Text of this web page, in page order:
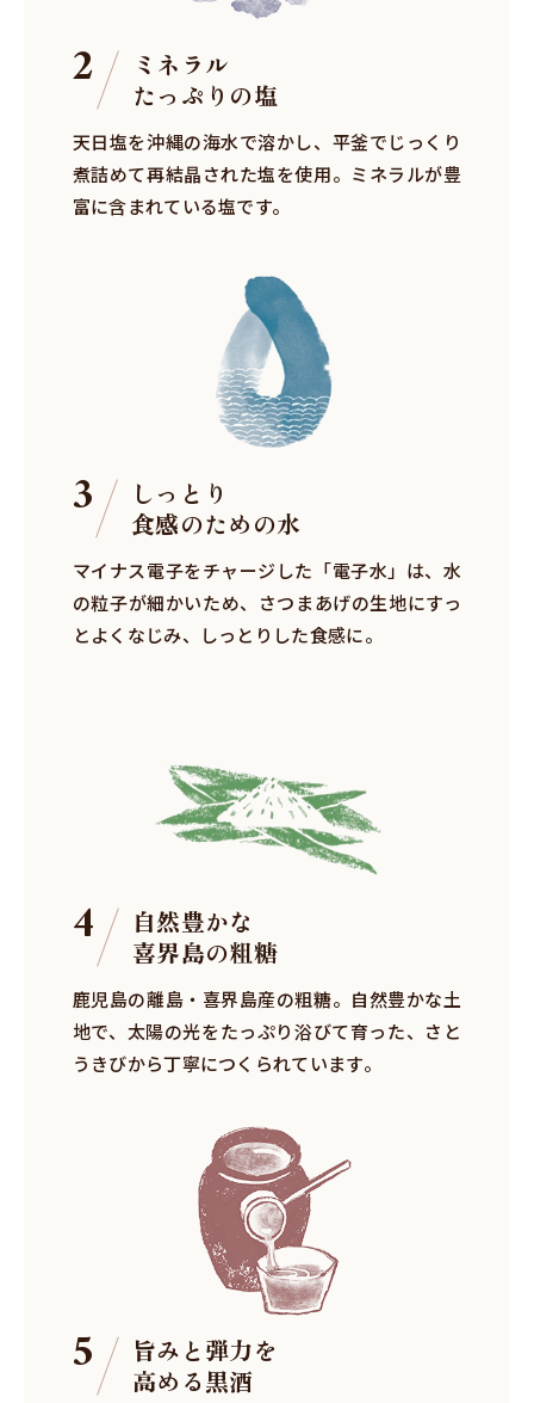
2
ミネラル
たっぷりの塩
天日塩を沖縄の海水で溶かし、平釜でじっくり
煮詰めて再結晶された塩を使用。ミネラルが豊
富に含まれている塩です。
3
しっとり
食感のための水
マイナス電子をチャージした「電子水」は、水
の粒子が細かいため、さつまあげの生地にすっ
とよくなじみ、しっとりした食感に。
4
自然豊かな
喜界島の粗糖
鹿児島の離島・喜界島産の粗糖。自然豊かな土
地で、太陽の光をたっぷり浴びて育った、さと
うきびから丁寧につくられています。
5
旨みと弾力を
高める黒酒